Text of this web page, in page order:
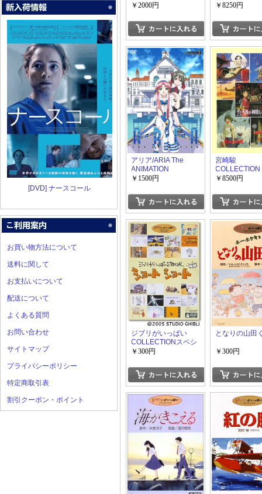
[DVD] ナースコール
お買い物方法について
送料に関して
お支払いについて
配送について
よくある質問
お問い合わせ
サイトマップ
プライバシーポリシー
特定商取引表
割引クーポン・ポイント
￥2000円
COMPLEX
￥8250円
アリア/ARIA The
ANIMATION
Navigation
￥1500円
宮崎駿
DVD-BOX
￥8500円
ジブリがいっぱい
COLLECTIONスペシ
ャル SPECIAL シ
￥300円
となりの山田
￥300円